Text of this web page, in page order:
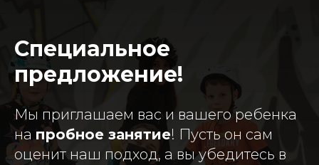
Специальное
предложение!
Мы приглашаем вас и вашего ребенка
на пробное занятие! Пусть он сам
оценит наш подход, а вы убедитесь в